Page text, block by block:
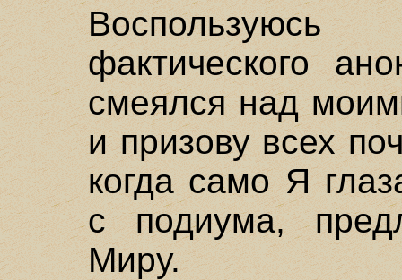
фактического
смеялся над
и призову всех
когда само Я
с подиума,
Миру.